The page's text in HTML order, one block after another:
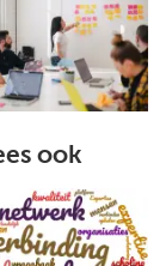
ook